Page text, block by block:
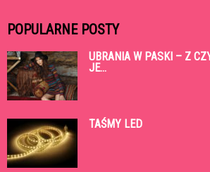
POPULARNE POSTY
UBRANIA W PASKI – Z
JE...
TAŚMY LED